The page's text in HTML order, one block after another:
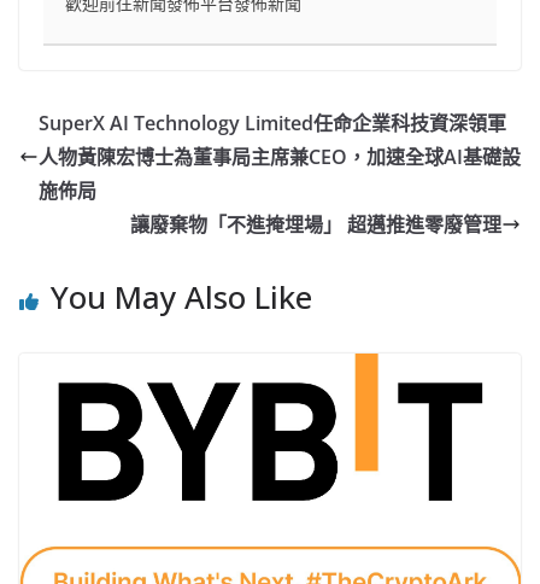
SuperX AI Technology Limited任命企業科技資深領軍
人物黃陳宏博士為董事局主席兼CEO，加速全球AI基礎設
施佈局
讓廢棄物「不進掩埋場」 超邁推進零廢管理
You May Also Like